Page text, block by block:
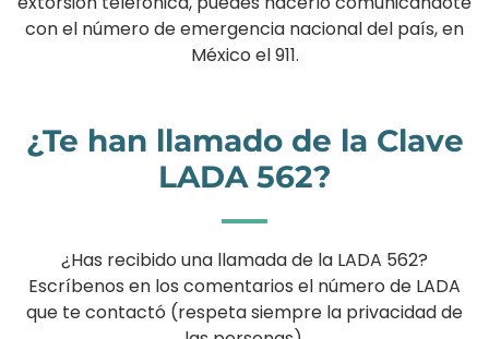
con el número de emergencia nacional del país, en
México el 911.
¿Te han llamado de la Clave
LADA 562?
¿Has recibido una llamada de la LADA 562?
Escríbenos en los comentarios el número de LADA
que te contactó (respeta siempre la privacidad de